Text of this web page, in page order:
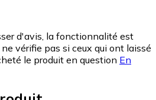
d'avis, la fonctionnalité est
vérifie pas si ceux qui ont laissé
le produit en question En